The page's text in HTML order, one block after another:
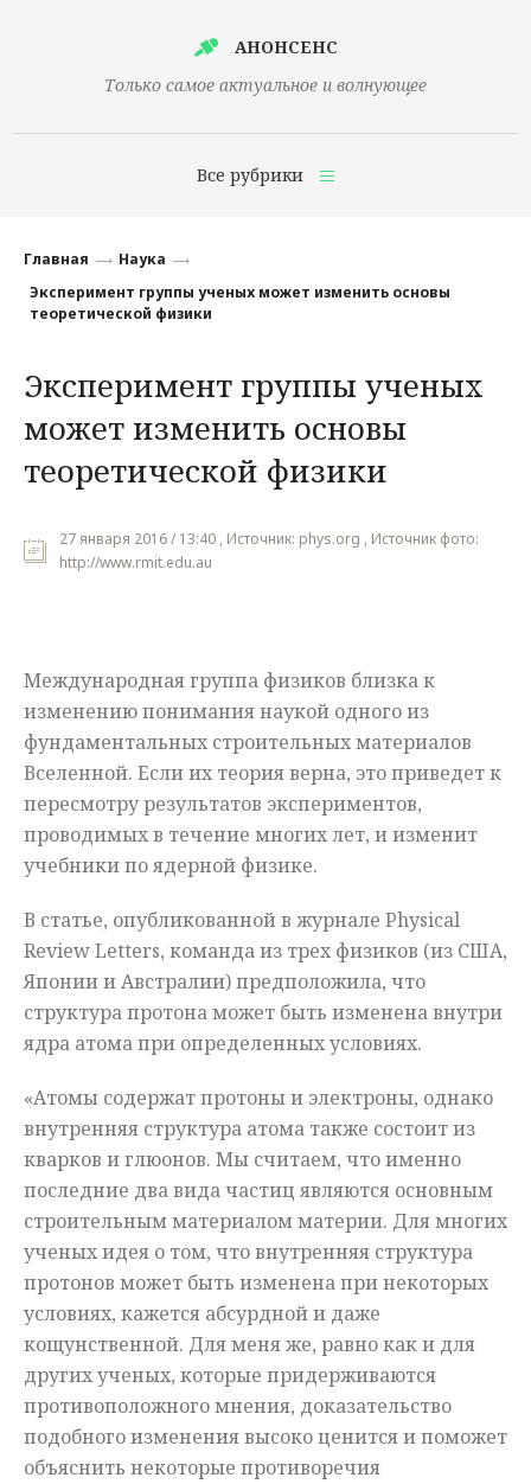
АНОНСЕНС
Только самое актуальное и волнующее
Все рубрики
Финансы
Наука
Культура
Общество
Мнения
Главная
Наука
Эксперимент группы ученых может изменить основы
теоретической физики
Эксперимент группы ученых
может изменить основы
теоретической физики
27 января 2016 / 13:40 , Источник: phys.org , Источник фото:
http://www.rmit.edu.au
Международная группа физиков близка к
изменению понимания наукой одного из
фундаментальных строительных материалов
Вселенной. Если их теория верна, это приведет к
пересмотру результатов экспериментов,
проводимых в течение многих лет, и изменит
учебники по ядерной физике.
В статье, опубликованной в журнале Physical
Review Letters, команда из трех физиков (из США,
Японии и Австралии) предположила, что
структура протона может быть изменена внутри
ядра атома при определенных условиях.
«Атомы содержат протоны и электроны, однако
внутренняя структура атома также состоит из
кварков и глюонов. Мы считаем, что именно
последние два вида частиц являются основным
строительным материалом материи. Для многих
ученых идея о том, что внутренняя структура
протонов может быть изменена при некоторых
условиях, кажется абсурдной и даже
кощунственной. Для меня же, равно как и для
других ученых, которые придерживаются
противоположного мнения, доказательство
подобного изменения высоко ценится и поможет
объяснить некоторые противоречия